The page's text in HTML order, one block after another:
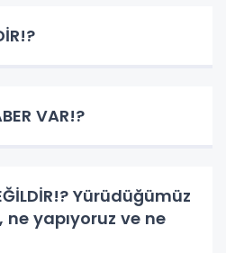
VAR!?
Yürüdüğümüz
yapıyoruz ve ne